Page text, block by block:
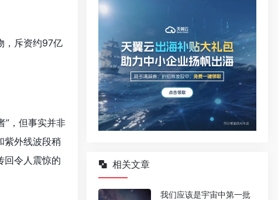
，斥资约97亿
，但事实并非
紫外线波段稍
回令人震惊的
相关文章
我们应该是宇宙中第一批